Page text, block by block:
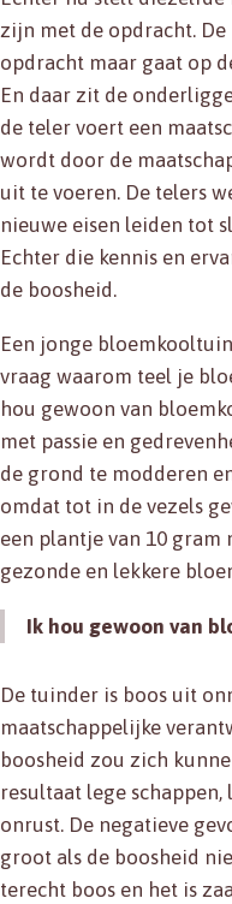
zijn met de opdracht.
opdracht maar gaat op
En daar zit de
de teler voert een
wordt door de
uit te voeren. De telers
nieuwe eisen leiden tot
Echter die kennis en
de boosheid.
Een jonge
vraag waarom teel je
hou gewoon van
met passie en
de grond te modderen
omdat tot in de vezels
een plantje van 10 gram
gezonde en lekkere
Ik hou gewoon van
De tuinder is boos uit
maatschappelijke
boosheid zou zich
resultaat lege
onrust. De negatieve
groot als de boosheid
terecht boos en het is